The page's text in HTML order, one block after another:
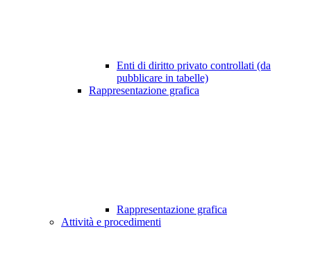
Enti di diritto privato controllati (da
pubblicare in tabelle)
Rappresentazione grafica
Rappresentazione grafica
Attività e procedimenti